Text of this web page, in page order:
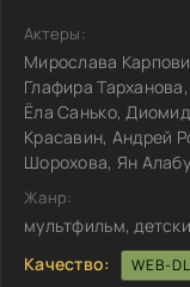
Актеры:
Мирослава
Глафира
Ёла Санько,
Красавин, Андрей
Шорохова, Ян
Жанр:
мультфильм,
Качество:
WEB-